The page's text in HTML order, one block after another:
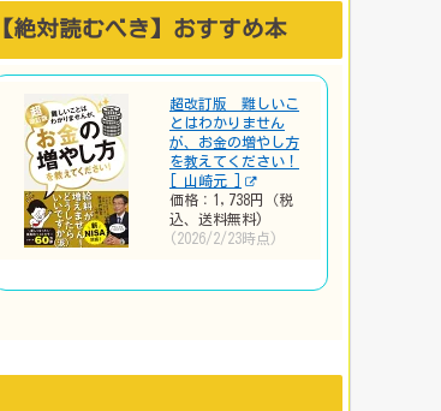
【絶対読むべき】おすすめ本
超改訂版 難しいこ
とはわかりません
が、お金の増やし方
を教えてください！
[ 山崎元 ]
価格：1,738円（税
込、送料無料)
(2026/2/23時点)